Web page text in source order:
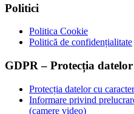
Politici
Politica Cookie
Politică de confidențialitate
GDPR – Protecția
Protecția datelor cu
Informare privind
(camere video)